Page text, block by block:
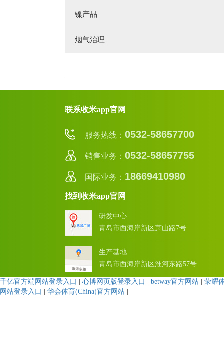
镍产品
烟气治理
联系收米app官网
服务热线： 0532-58657700
销售业务： 0532-58657755
国际业务： 18669410980
找到收米app官网
研发中心
青岛市西海岸新区萧山路7号
生产基地
青岛市西海岸新区淮河东路57号
千亿官方端网站登录入口 心博网页版登录入口 betway官方网站
荣耀
网站登录入口
华会体育(China)官方网站